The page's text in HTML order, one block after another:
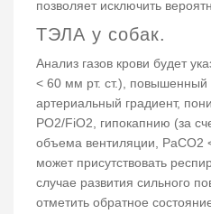
позволяет исключить
ТЭЛА у собак.
Анализ газов крови будет
< 60 мм рт. ст.), повышенный
артериальный градиент,
PO2/FiO2, гипокапнию (за
объема вентиляции, PaCO2
может присутствовать
случае развития сильного
отметить обратное